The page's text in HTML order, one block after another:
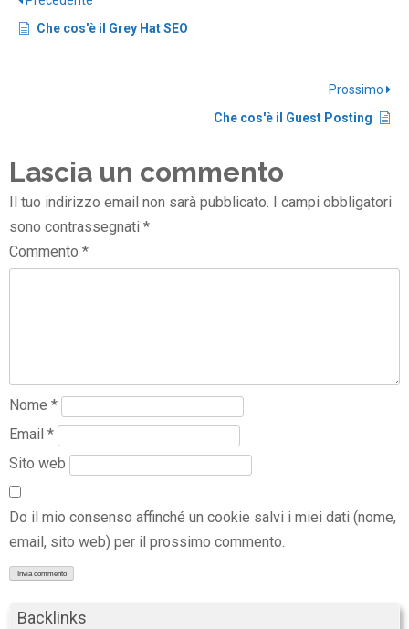
Backlinks
Che cos'è il Grey Hat SEO
Prossimo
Che cos'è il Guest Posting
Lascia un commento
Il tuo indirizzo email non sarà pubblicato. I campi obbligatori
sono contrassegnati *
Commento *
Nome *
Email *
Sito web
Do il mio consenso affinché un cookie salvi i miei dati (nome,
email, sito web) per il prossimo commento.